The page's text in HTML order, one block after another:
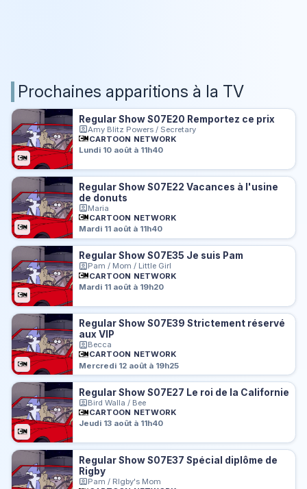
Prochaines apparitions à la TV
Regular Show S07E20 Remportez ce prix
Amy Blitz Powers / Secretary
CARTOON NETWORK
Lundi 10 août à 11h40
Regular Show S07E22 Vacances à l'usine
de donuts
Maria
CARTOON NETWORK
Mardi 11 août à 11h40
Regular Show S07E35 Je suis Pam
Pam / Mom / Little Girl
CARTOON NETWORK
Mardi 11 août à 19h20
Regular Show S07E39 Strictement réservé
aux VIP
Becca
CARTOON NETWORK
Mercredi 12 août à 19h25
Regular Show S07E27 Le roi de la Californie
Bird Walla / Bee
CARTOON NETWORK
Jeudi 13 août à 11h40
Regular Show S07E37 Spécial diplôme de
Rigby
Pam / RIgby's Mom